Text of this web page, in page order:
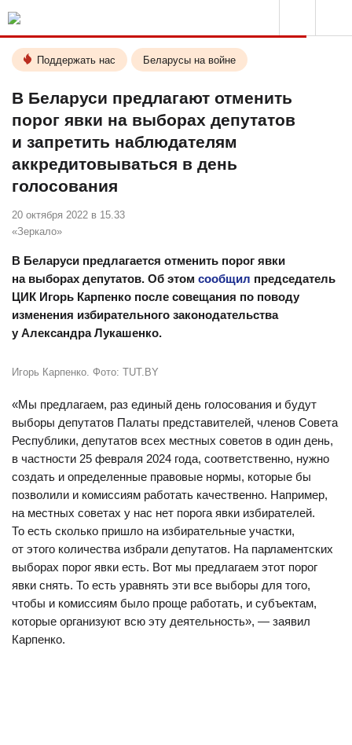
Поддержать нас Беларусы на войне
В Беларуси предлагают отменить
порог явки на выборах депутатов
и запретить наблюдателям
аккредитовываться в день
голосования
20 октября 2022 в 15.33
«Зеркало»
В Беларуси предлагается отменить порог явки
на выборах депутатов. Об этом сообщил председатель
ЦИК Игорь Карпенко после совещания по поводу
изменения избирательного законодательства
у Александра Лукашенко.
Игорь Карпенко. Фото: TUT.BY
«Мы предлагаем, раз единый день голосования и будут
выборы депутатов Палаты представителей, членов Совета
Республики, депутатов всех местных советов в один день,
в частности 25 февраля 2024 года, соответственно, нужно
создать и определенные правовые нормы, которые бы
позволили и комиссиям работать качественно. Например,
на местных советах у нас нет порога явки избирателей.
То есть сколько пришло на избирательные участки,
от этого количества избрали депутатов. На парламентских
выборах порог явки есть. Вот мы предлагаем этот порог
явки снять. То есть уравнять эти все выборы для того,
чтобы и комиссиям было проще работать, и субъектам,
которые организуют всю эту деятельность», — заявил
Карпенко.